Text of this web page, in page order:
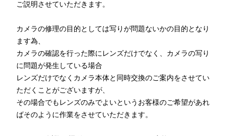
ご説明させていただきます。
カメラの修理の目的としては写りが問題ないかの目的となり
ます為、
カメラの確認を行った際にレンズだけでなく、カメラの写り
に問題が発生している場合
レンズだけでなくカメラ本体と同時交換のご案内をさせてい
ただくことがございますが、
その場合でもレンズのみでよいというお客様のご希望があれ
ばそのように作業をさせていただきます。